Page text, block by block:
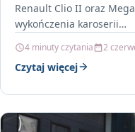
Renault Clio II oraz
wykończenia karoserii…
4 minuty czytania 2
Czytaj więcej